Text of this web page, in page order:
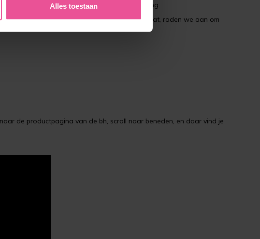
Alles toestaan
zonder eventuele zwelling en vochtophoping.
borstlift of borstreconstructie ondergaat, raden we aan om
de productpagina van de bh, scroll naar beneden, en daar vind je